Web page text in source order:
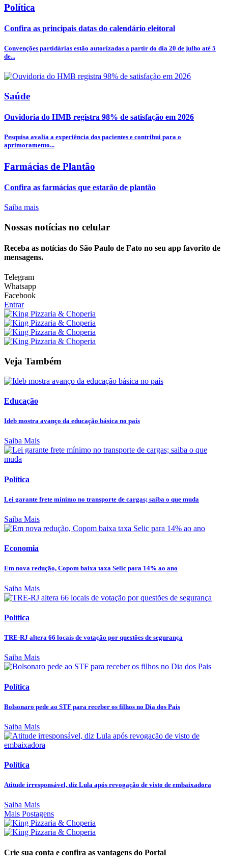
Política
Confira as principais datas do calendário eleitoral
Convenções partidárias estão autorizadas a partir do dia 20 de julho até 5
de...
Saúde
Ouvidoria do HMB registra 98% de satisfação em 2026
Pesquisa avalia a experiência dos pacientes e contribui para o
aprimoramento...
Farmácias de Plantão
Confira as farmácias que estarão de plantão
Saiba mais
Nossas notícias no celular
Receba as notícias do São Paulo de Fato no seu app favorito de
mensagens.
Telegram
Whatsapp
Facebook
Entrar
Veja Também
Educação
Ideb mostra avanço da educação básica no país
Saiba Mais
Política
Lei garante frete mínimo no transporte de cargas; saiba o que muda
Saiba Mais
Economia
Em nova redução, Copom baixa taxa Selic para 14% ao ano
Saiba Mais
Política
TRE-RJ altera 66 locais de votação por questões de segurança
Saiba Mais
Política
Bolsonaro pede ao STF para receber os filhos no Dia dos Pais
Saiba Mais
Política
Atitude irresponsável, diz Lula após revogação de visto de embaixadora
Saiba Mais
Mais Postagens
Crie sua conta e confira as vantagens do Portal